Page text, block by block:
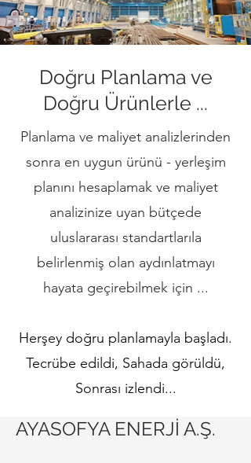
Doğru Planlama ve
Doğru Ürünlerle ...
Planlama ve maliyet analizlerinden
sonra en uygun ürünü - yerleşim
planını hesaplamak ve maliyet
analizinize uyan bütçede
uluslararası standartlarıla
belirlenmiş olan aydınlatmayı
hayata geçirebilmek için ...
Herşey doğru planlamayla başladı.
Tecrübe edildi, Sahada görüldü,
Sonrası izlendi...
AYASOFYA ENERJİ A.Ş.